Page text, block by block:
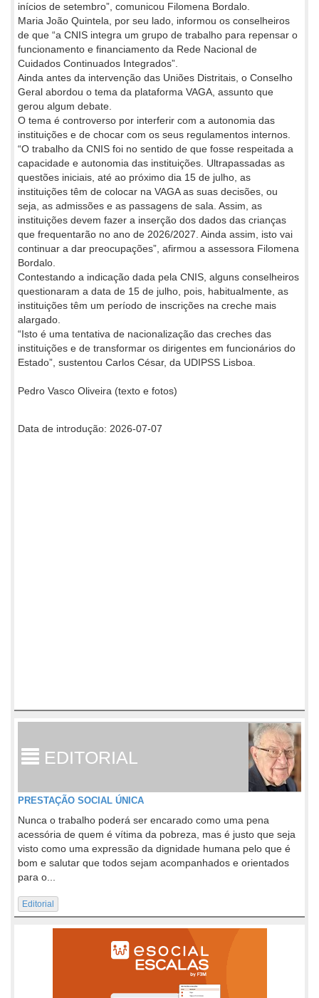
inícios de setembro”, comunicou Filomena Bordalo.
Maria João Quintela, por seu lado, informou os conselheiros
de que “a CNIS integra um grupo de trabalho para repensar o
funcionamento e financiamento da Rede Nacional de
Cuidados Continuados Integrados”.
Ainda antes da intervenção das Uniões Distritais, o Conselho
Geral abordou o tema da plataforma VAGA, assunto que
gerou algum debate.
O tema é controverso por interferir com a autonomia das
instituições e de chocar com os seus regulamentos internos.
“O trabalho da CNIS foi no sentido de que fosse respeitada a
capacidade e autonomia das instituições. Ultrapassadas as
questões iniciais, até ao próximo dia 15 de julho, as
instituições têm de colocar na VAGA as suas decisões, ou
seja, as admissões e as passagens de sala. Assim, as
instituições devem fazer a inserção dos dados das crianças
que frequentarão no ano de 2026/2027. Ainda assim, isto vai
continuar a dar preocupações”, afirmou a assessora Filomena
Bordalo.
Contestando a indicação dada pela CNIS, alguns conselheiros
questionaram a data de 15 de julho, pois, habitualmente, as
instituições têm um período de inscrições na creche mais
alargado.
“Isto é uma tentativa de nacionalização das creches das
instituições e de transformar os dirigentes em funcionários do
Estado”, sustentou Carlos César, da UDIPSS Lisboa.
Pedro Vasco Oliveira (texto e fotos)
Data de introdução: 2026-07-07
EDITORIAL
PRESTAÇÃO SOCIAL ÚNICA
Nunca o trabalho poderá ser encarado como uma pena
acessória de quem é vítima da pobreza, mas é justo que seja
visto como uma expressão da dignidade humana pelo que é
bom e salutar que todos sejam acompanhados e orientados
para o...
Editorial